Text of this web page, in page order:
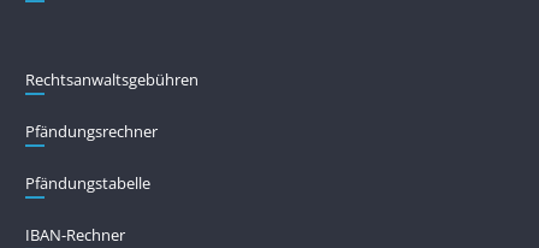
Rechtsanwaltsgebühren
Pfändungs­rechner
Pfändungs­tabelle
IBAN-Rechner